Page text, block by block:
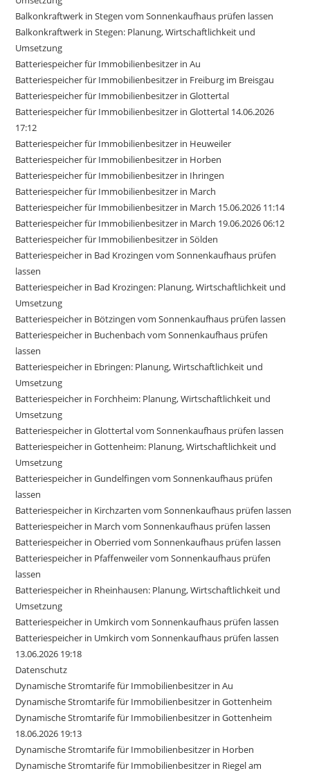
Balkonkraftwerk in Stegen vom Sonnenkaufhaus prüfen lassen
Balkonkraftwerk in Stegen: Planung, Wirtschaftlichkeit und
Umsetzung
Batteriespeicher für Immobilienbesitzer in Au
Batteriespeicher für Immobilienbesitzer in Freiburg im Breisgau
Batteriespeicher für Immobilienbesitzer in Glottertal
Batteriespeicher für Immobilienbesitzer in Glottertal 14.06.2026
17:12
Batteriespeicher für Immobilienbesitzer in Heuweiler
Batteriespeicher für Immobilienbesitzer in Horben
Batteriespeicher für Immobilienbesitzer in Ihringen
Batteriespeicher für Immobilienbesitzer in March
Batteriespeicher für Immobilienbesitzer in March 15.06.2026 11:14
Batteriespeicher für Immobilienbesitzer in March 19.06.2026 06:12
Batteriespeicher für Immobilienbesitzer in Sölden
Batteriespeicher in Bad Krozingen vom Sonnenkaufhaus prüfen
lassen
Batteriespeicher in Bad Krozingen: Planung, Wirtschaftlichkeit und
Umsetzung
Batteriespeicher in Bötzingen vom Sonnenkaufhaus prüfen lassen
Batteriespeicher in Buchenbach vom Sonnenkaufhaus prüfen
lassen
Batteriespeicher in Ebringen: Planung, Wirtschaftlichkeit und
Umsetzung
Batteriespeicher in Forchheim: Planung, Wirtschaftlichkeit und
Umsetzung
Batteriespeicher in Glottertal vom Sonnenkaufhaus prüfen lassen
Batteriespeicher in Gottenheim: Planung, Wirtschaftlichkeit und
Umsetzung
Batteriespeicher in Gundelfingen vom Sonnenkaufhaus prüfen
lassen
Batteriespeicher in Kirchzarten vom Sonnenkaufhaus prüfen lassen
Batteriespeicher in March vom Sonnenkaufhaus prüfen lassen
Batteriespeicher in Oberried vom Sonnenkaufhaus prüfen lassen
Batteriespeicher in Pfaffenweiler vom Sonnenkaufhaus prüfen
lassen
Batteriespeicher in Rheinhausen: Planung, Wirtschaftlichkeit und
Umsetzung
Batteriespeicher in Umkirch vom Sonnenkaufhaus prüfen lassen
Batteriespeicher in Umkirch vom Sonnenkaufhaus prüfen lassen
13.06.2026 19:18
Datenschutz
Dynamische Stromtarife für Immobilienbesitzer in Au
Dynamische Stromtarife für Immobilienbesitzer in Gottenheim
Dynamische Stromtarife für Immobilienbesitzer in Gottenheim
18.06.2026 19:13
Dynamische Stromtarife für Immobilienbesitzer in Horben
Dynamische Stromtarife für Immobilienbesitzer in Riegel am